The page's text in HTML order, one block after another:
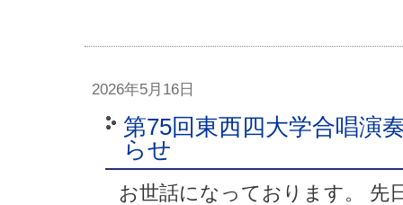
2026年5月16日
第75回東西四大学合唱
らせ
お世話になっております。 先